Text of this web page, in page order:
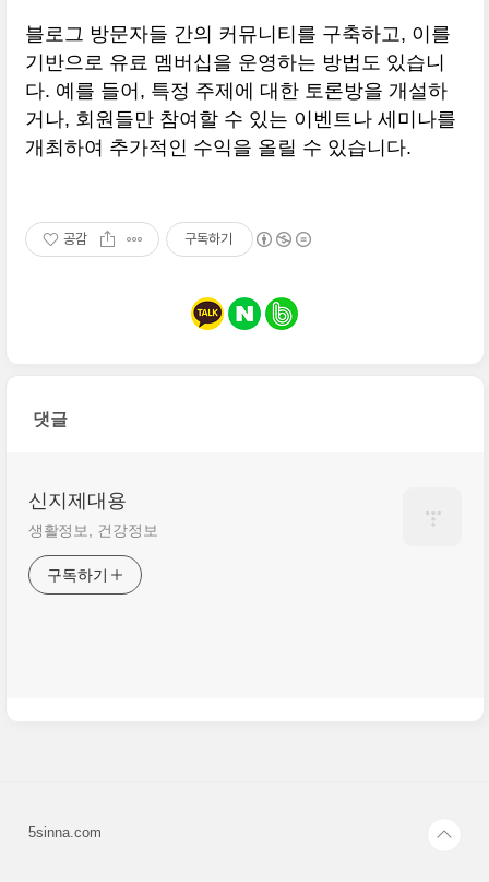
블로그 방문자들 간의 커뮤니티를 구축하고, 이를
기반으로 유료 멤버십을 운영하는 방법도 있습니
다. 예를 들어, 특정 주제에 대한 토론방을 개설하
거나, 회원들만 참여할 수 있는 이벤트나 세미나를
개최하여 추가적인 수익을 올릴 수 있습니다.
공감 구독하기
댓글
신지제대용
생활정보, 건강정보
구독하기
5sinna.com